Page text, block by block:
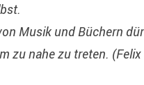
Musik und Büchern
zu nahe zu treten.